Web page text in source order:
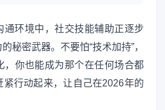
通环境中，社交技能辅助正逐步
秘密武器。不要怕“技术加持”，
，你也能成为那个在任何场合都
紧行动起来，让自己在2026年的